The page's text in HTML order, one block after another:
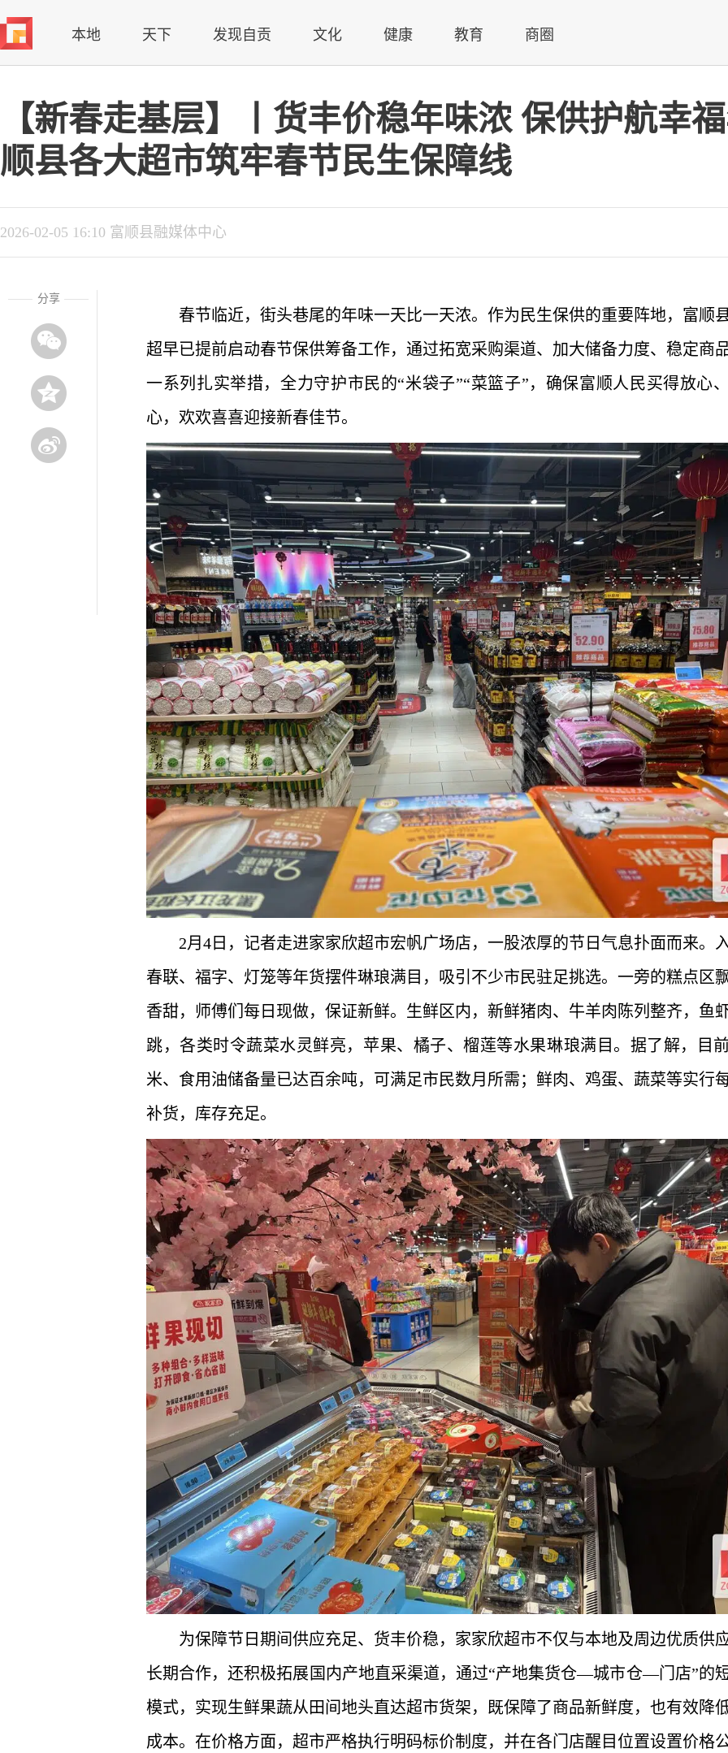
本地 天下 发现自贡 文化 健康 教育 商圈
【新春走基层】丨货丰价稳年味浓 保供护航幸
顺县各大超市筑牢春节民生保障线
2026-02-05 16:10 富顺县融媒体中心
分享
春节临近，街头巷尾的年味一天比一天浓。作为民生保供的重要阵地，富顺
超早已提前启动春节保供筹备工作，通过拓宽采购渠道、加大储备力度、稳定商
一系列扎实举措，全力守护市民的“米袋子”“菜篮子”，确保富顺人民买得放心
心，欢欢喜喜迎接新春佳节。
2月4日，记者走进家家欣超市宏帆广场店，一股浓厚的节日气息扑面而来。
春联、福字、灯笼等年货摆件琳琅满目，吸引不少市民驻足挑选。一旁的糕点区
香甜，师傅们每日现做，保证新鲜。生鲜区内，新鲜猪肉、牛羊肉陈列整齐，鱼
跳，各类时令蔬菜水灵鲜亮，苹果、橘子、榴莲等水果琳琅满目。据了解，目
米、食用油储备量已达百余吨，可满足市民数月所需；鲜肉、鸡蛋、蔬菜等实行
补货，库存充足。
为保障节日期间供应充足、货丰价稳，家家欣超市不仅与本地及周边优质供
长期合作，还积极拓展国内产地直采渠道，通过“产地集货仓—城市仓—门店”的
模式，实现生鲜果蔬从田间地头直达超市货架，既保障了商品新鲜度，也有效降
成本。在价格方面，超市严格执行明码标价制度，并在各门店醒目位置设置价格